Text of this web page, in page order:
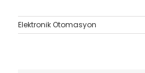
Elektronik Otomasyon